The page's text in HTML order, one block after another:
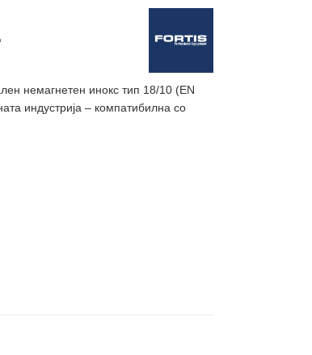
немагнетен инокс тип 18/10 (EN
индустрија – компатибилнa со